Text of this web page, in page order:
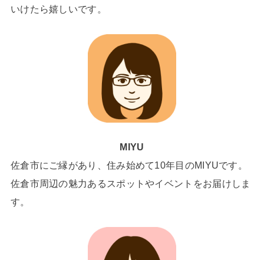
いけたら嬉しいです。
MIYU
佐倉市にご縁があり、住み始めて10年目のMIYUです。
佐倉市周辺の魅力あるスポットやイベントをお届けしま
す。